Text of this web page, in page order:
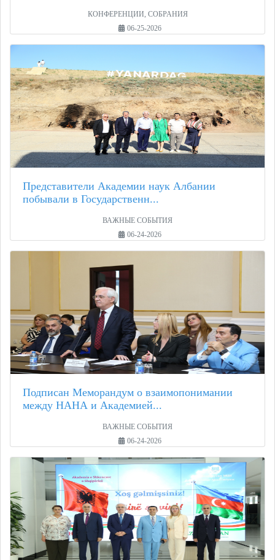
КОНФЕРЕНЦИИ, СОБРАНИЯ
06-25-2026
Представители Академии наук Албании
побывали в Государственн...
ВАЖНЫЕ СОБЫТИЯ
06-24-2026
Подписан Меморандум о взаимопонимании
между НАНА и Академией...
ВАЖНЫЕ СОБЫТИЯ
06-24-2026